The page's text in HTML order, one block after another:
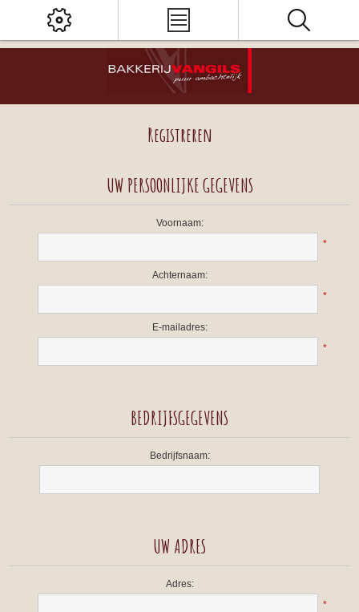
Registreren
UW PERSOONLIJKE GEGEVENS
Voornaam:
*
Achternaam:
*
E-mailadres:
*
BEDRIJFSGEGEVENS
Bedrijfsnaam:
UW ADRES
Adres:
*